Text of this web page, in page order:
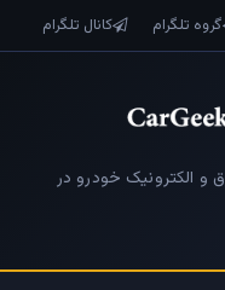
گروه تلگرام کانال تلگرام
و الکترونیک خودرو در